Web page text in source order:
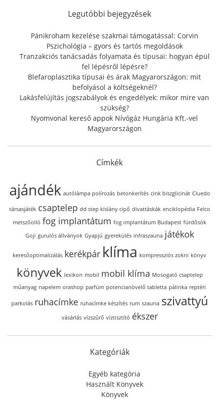
f
r
:
Legutóbbi bejegyzések
Pánikroham kezelése szakmai támogatással: Corvin
Pszichológia – gyors és tartós megoldások
Tranzakciós tanácsadás folyamata és típusai: hogyan épül
fel lépésről lépésre?
Blefaroplasztika típusai és árak Magyarországon: mit
befolyásol a költségeknél?
Lakásfelújítás jogszabályok és engedélyek: mikor mire van
szükség?
Nyomvonal kereső appok Nívógáz Hungária Kft.-vel
Magyarországon
Címkék
ajándék autólámpa polírozás betonkerítés cink biszglicinát Cluedo
társasjáték csaptelep dd step kislány cipő divattáskák enciklopédia Felco
metszőolló fog implantátum fog implantátum Budapest fürdősók
Goji gurulós állványok Gyapjú gyerekülés infraszauna játékok
keresőoptimalizálás kerékpár klíma kompressziós zokni könyv
könyvek lexikon mobil mobil klíma Mosogató csaptelep
műanyag napelem orashop parfüm potencianövelő tabletta pálinka reptéri
parkolás ruhacímke ruhacímke készítés rum szauna szivattyú
vásárlás vízszűrő víztisztító ékszer
Kategóriák
Egyéb kategória
Használt Könyvek
Könyvek